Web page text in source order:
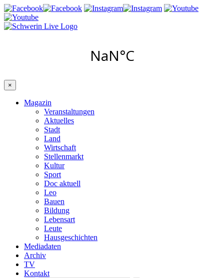
×
Magazin
Veranstaltungen
Aktuelles
Stadt
Land
Wirtschaft
Stellenmarkt
Kultur
Sport
Doc aktuell
Leo
Bauen
Bildung
Lebensart
Leute
Hausgeschichten
Mediadaten
Archiv
TV
Kontakt